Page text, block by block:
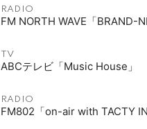
RADIO
FM NORTH WAVE「BRAND-
TV
ABCテレビ「Music House」
RADIO
FM802「on-air with TACTY